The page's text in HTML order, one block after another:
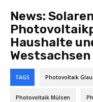
News:
Haushalte
Westsachsen
TAGS Photovoltaik
Photovoltaik Mülsen